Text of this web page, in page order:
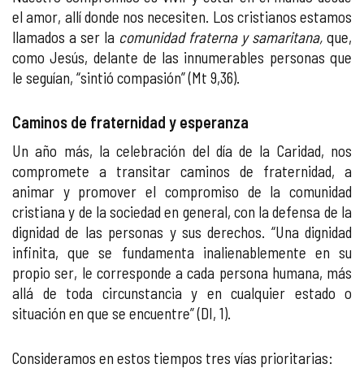
el amor, allí donde nos necesiten. Los cristianos estamos
llamados a ser la comunidad fraterna y samaritana, que,
como Jesús, delante de las innumerables personas que
le seguían, “sintió compasión” (Mt 9,36).
Caminos de fraternidad y esperanza
Un año más, la celebración del día de la Caridad, nos
compromete a transitar caminos de fraternidad, a
animar y promover el compromiso de la comunidad
cristiana y de la sociedad en general, con la defensa de la
dignidad de las personas y sus derechos. “Una dignidad
infinita, que se fundamenta inalienablemente en su
propio ser, le corresponde a cada persona humana, más
allá de toda circunstancia y en cualquier estado o
situación en que se encuentre” (DI, 1).
Consideramos en estos tiempos tres vías prioritarias: